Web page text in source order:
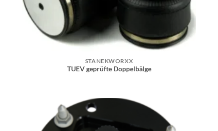
STANEKWORXX
TUEV geprüfte Doppelbälge